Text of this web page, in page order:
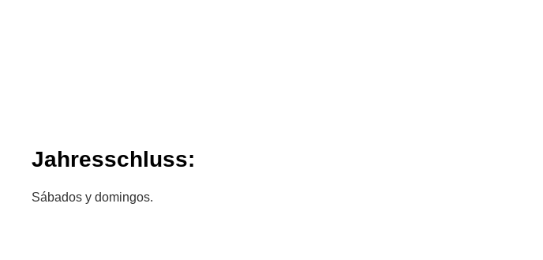
Jahresschluss:
Sábados y domingos.